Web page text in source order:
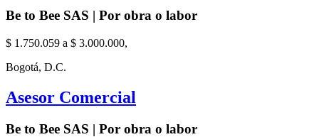
Be to Bee SAS | Por obra o labor
$ 1.750.059 a $ 3.000.000,
Bogotá, D.C.
Asesor Comercial
Be to Bee SAS | Por obra o labor